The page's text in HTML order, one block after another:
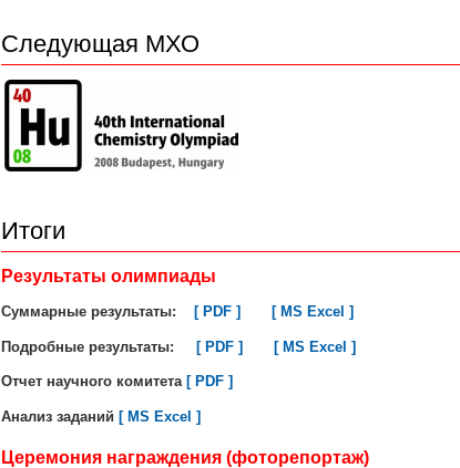
Следующая МХО
Итоги
Результаты олимпиады
Суммарные результаты: [ PDF ] [ MS Excel ]
Подробные результаты: [ PDF ] [ MS Excel ]
Отчет научного комитета [ PDF ]
Анализ заданий [ MS Excel ]
Церемония награждения (фоторепортаж)